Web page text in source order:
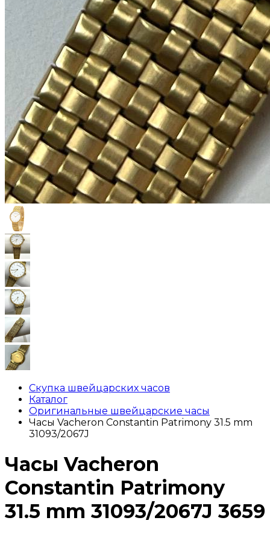
Скупка швейцарских часов
Каталог
Оригинальные швейцарские часы
Часы Vacheron Constantin Patrimony 31.5 mm
31093/2067J
Часы Vacheron
Constantin Patrimony
31.5 mm 31093/2067J 3659